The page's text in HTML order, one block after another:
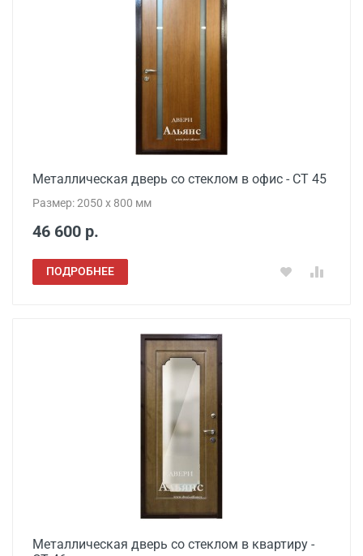
Металлическая дверь со стеклом в офис - СТ 45
Размер: 2050 x 800 мм
46 600 р.
ПОДРОБНЕЕ
Металлическая дверь со стеклом в квартиру -